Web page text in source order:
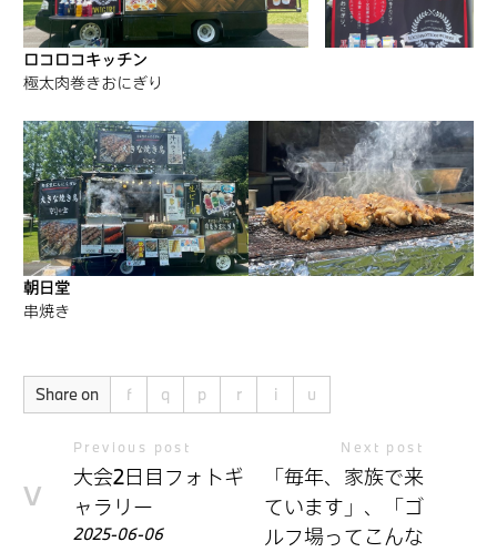
ロコロコキッチン
極太肉巻きおにぎり
朝日堂
串焼き
Share on
Previous post
大会2日目フォトギ
ャラリー
2025-06-06
Next post
「毎年、家族で来
ています」、「ゴ
ルフ場ってこんな